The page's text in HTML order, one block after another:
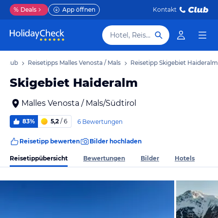
% Deals App öffnen Kontakt
Hotel, Reiseziel
Reisetipps Malles Venosta / Mals Reisetipp Skigebiet Haideralm
Skigebiet Haideralm
Malles Venosta / Mals/Südtirol
83% 5,2 / 6 6 Bewertungen
Reisetipp bewerten Bilder hochladen
Reisetippübersicht Bewertungen Bilder Hotels